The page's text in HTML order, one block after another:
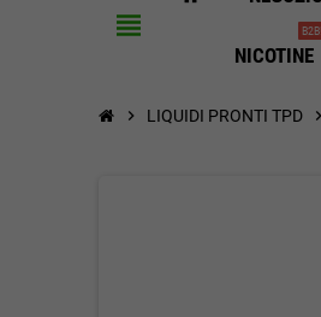
view_headline
NICOTINE
B2B!
chevron_right LIQUIDI PRONTI TPD chevron_right